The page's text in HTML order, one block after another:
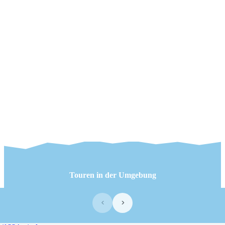
Touren in der Umgebung
‹ ›